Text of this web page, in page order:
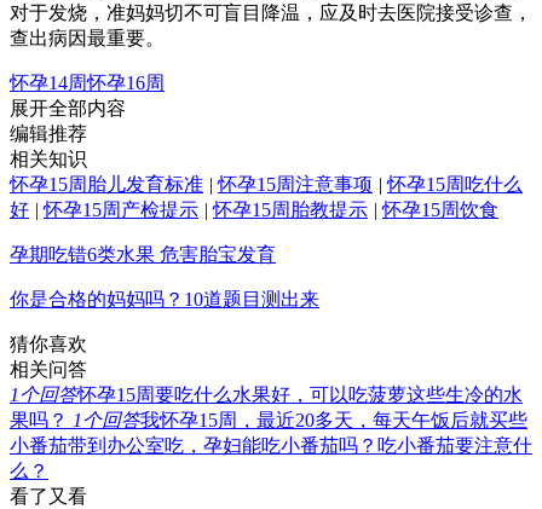
对于发烧，准妈妈切不可盲目降温，应及时去医院接受诊查，
查出病因最重要。
怀孕14周怀孕16周
展开全部内容
编辑推荐
相关知识
怀孕15周胎儿发育标准 | 怀孕15周注意事项 | 怀孕15周吃什么
好 | 怀孕15周产检提示 | 怀孕15周胎教提示 | 怀孕15周饮食
孕期吃错6类水果 危害胎宝发育
你是合格的妈妈吗？10道题目测出来
猜你喜欢
相关问答
1个回答怀孕15周要吃什么水果好，可以吃菠萝这些生冷的水
果吗？ 1个回答我怀孕15周，最近20多天，每天午饭后就买些
小番茄带到办公室吃，孕妇能吃小番茄吗？吃小番茄要注意什
么？
看了又看